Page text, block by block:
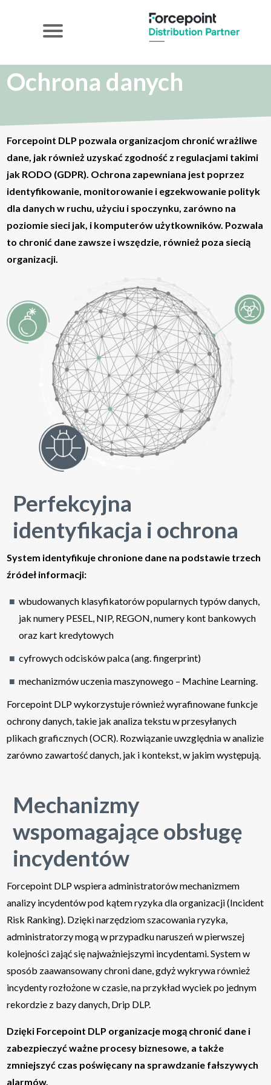
Ochrona danych
Forcepoint DLP pozwala organizacjom chronić wrażliwe
dane, jak również uzyskać zgodność z regulacjami takimi
jak RODO (GDPR). Ochrona zapewniana jest poprzez
identyfikowanie, monitorowanie i egzekwowanie polityk
dla danych w ruchu, użyciu i spoczynku, zarówno na
poziomie sieci jak, i komputerów użytkowników. Pozwala
to chronić dane zawsze i wszędzie, również poza siecią
organizacji.
Perfekcyjna
identyfikacja i ochrona
System identyfikuje chronione dane na podstawie trzech
źródeł informacji:
wbudowanych klasyfikatorów popularnych typów danych,
jak numery PESEL, NIP, REGON, numery kont bankowych
oraz kart kredytowych
cyfrowych odcisków palca (ang. fingerprint)
mechanizmów uczenia maszynowego – Machine Learning.
Forcepoint DLP wykorzystuje również wyrafinowane funkcje
ochrony danych, takie jak analiza tekstu w przesyłanych
plikach graficznych (OCR). Rozwiązanie uwzględnia w analizie
zarówno zawartość danych, jak i kontekst, w jakim występują.
Mechanizmy
wspomagające obsługę
incydentów
Forcepoint DLP wspiera administratorów mechanizmem
analizy incydentów pod kątem ryzyka dla organizacji (Incident
Risk Ranking). Dzięki narzędziom szacowania ryzyka,
administratorzy mogą w przypadku naruszeń w pierwszej
kolejności zająć się najważniejszymi incydentami. System w
sposób zaawansowany chroni dane, gdyż wykrywa również
incydenty rozłożone w czasie, na przykład wyciek po jednym
rekordzie z bazy danych, Drip DLP.
Dzięki Forcepoint DLP organizacje mogą chronić dane i
zabezpieczyć ważne procesy biznesowe, a także
zmniejszyć czas poświęcany na sprawdzanie fałszywych
alarmów.